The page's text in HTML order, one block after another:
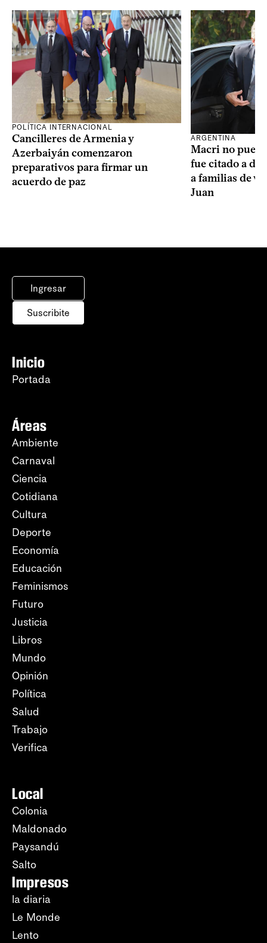
POLÍTICA INTERNACIONAL
Cancilleres de Armenia y
Azerbaiyán comenzaron
preparativos para firmar un
acuerdo de paz
ARGENTINA
Macri no
fue citado a
a familias de
Juan
Ingresar
Suscribite
Inicio
Portada
Áreas
Ambiente
Carnaval
Ciencia
Cotidiana
Cultura
Deporte
Economía
Educación
Feminismos
Futuro
Justicia
Libros
Mundo
Opinión
Política
Salud
Trabajo
Verifica
Local
Colonia
Maldonado
Paysandú
Salto
Impresos
la diaria
Le Monde
Lento